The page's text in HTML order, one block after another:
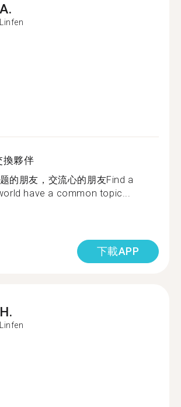
A.
Linfen
換夥伴
的朋友，交流心的朋友Find a
have a common topic...
下載APP
H.
Linfen